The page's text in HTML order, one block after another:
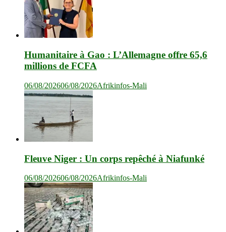
Humanitaire à Gao : L’Allemagne offre 65,6
millions de FCFA
06/08/202606/08/2026Afrikinfos-Mali
Fleuve Niger : Un corps repêché à Niafunké
06/08/202606/08/2026Afrikinfos-Mali